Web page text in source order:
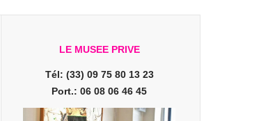
LE MUSEE PRIVE
Tél: (33) 09 75 80 13 23
Port.: 06 08 06 46 45